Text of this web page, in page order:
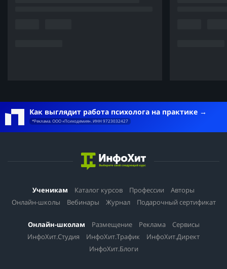
Как выглядит работа психолога на практике
*Реклама. ООО «Психодемия». ИНН 9723032427
Ученикам Каталог курсов Профессии
Авторы
Онлайн-школы
Вебинары Журнал Подарочный сертификат
Онлайн-школам Размещение Реклама
Сервисы
ИнфоХит.Студия
ИнфоХит.Трафик
ИнфоХит.Директ
ИнфоХит.Блоги